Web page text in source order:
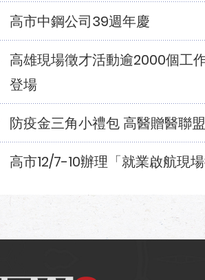
高市中鋼公司39週年慶
高雄現場徵才活動逾2000個工
登場
防疫金三角小禮包 高醫贈醫聯
高市12/7-10辦理「就業啟航現場